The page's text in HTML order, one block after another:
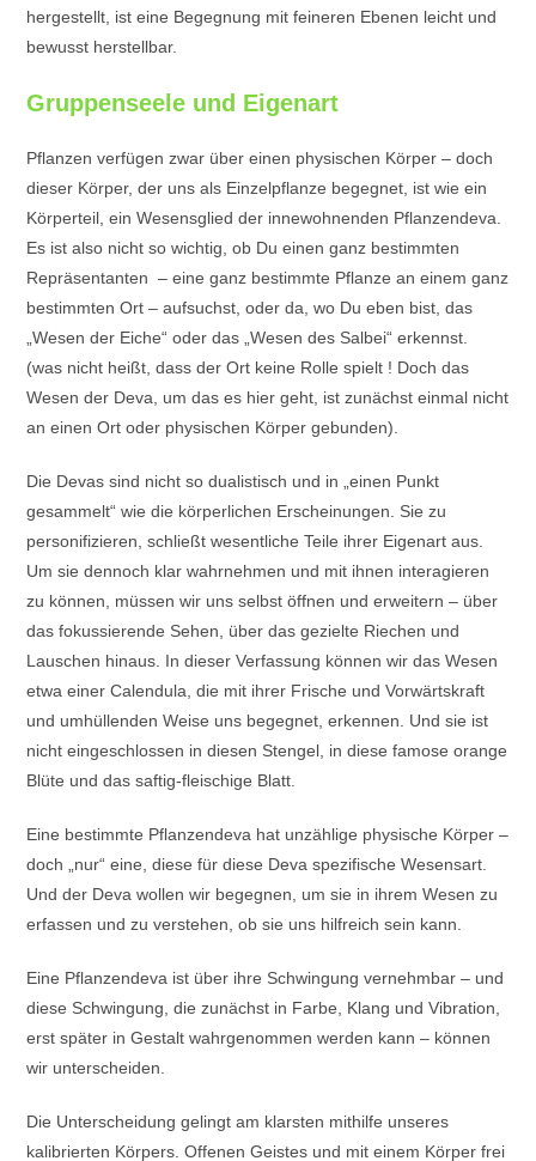
hergestellt, ist eine Begegnung mit feineren Ebenen leicht und
bewusst herstellbar.
Gruppenseele und Eigenart
Pflanzen verfügen zwar über einen physischen Körper – doch
dieser Körper, der uns als Einzelpflanze begegnet, ist wie ein
Körperteil, ein Wesensglied der innewohnenden Pflanzendeva.
Es ist also nicht so wichtig, ob Du einen ganz bestimmten
Repräsentanten – eine ganz bestimmte Pflanze an einem ganz
bestimmten Ort – aufsuchst, oder da, wo Du eben bist, das
„Wesen der Eiche“ oder das „Wesen des Salbei“ erkennst.
(was nicht heißt, dass der Ort keine Rolle spielt ! Doch das
Wesen der Deva, um das es hier geht, ist zunächst einmal nicht
an einen Ort oder physischen Körper gebunden).
Die Devas sind nicht so dualistisch und in „einen Punkt
gesammelt“ wie die körperlichen Erscheinungen. Sie zu
personifizieren, schließt wesentliche Teile ihrer Eigenart aus.
Um sie dennoch klar wahrnehmen und mit ihnen interagieren
zu können, müssen wir uns selbst öffnen und erweitern – über
das fokussierende Sehen, über das gezielte Riechen und
Lauschen hinaus. In dieser Verfassung können wir das Wesen
etwa einer Calendula, die mit ihrer Frische und Vorwärtskraft
und umhüllenden Weise uns begegnet, erkennen. Und sie ist
nicht eingeschlossen in diesen Stengel, in diese famose orange
Blüte und das saftig-fleischige Blatt.
Eine bestimmte Pflanzendeva hat unzählige physische Körper –
doch „nur“ eine, diese für diese Deva spezifische Wesensart.
Und der Deva wollen wir begegnen, um sie in ihrem Wesen zu
erfassen und zu verstehen, ob sie uns hilfreich sein kann.
Eine Pflanzendeva ist über ihre Schwingung vernehmbar – und
diese Schwingung, die zunächst in Farbe, Klang und Vibration,
erst später in Gestalt wahrgenommen werden kann – können
wir unterscheiden.
Die Unterscheidung gelingt am klarsten mithilfe unseres
kalibrierten Körpers. Offenen Geistes und mit einem Körper frei